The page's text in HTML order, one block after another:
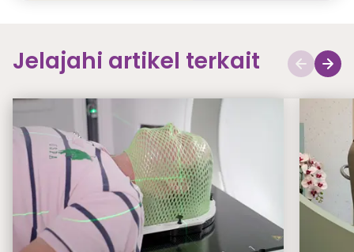
Jelajahi artikel terkait